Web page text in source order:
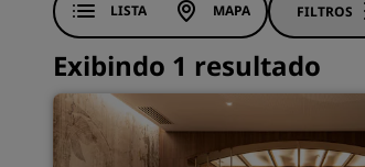
LISTA MAPA FILTROS
Exibindo 1 resultado